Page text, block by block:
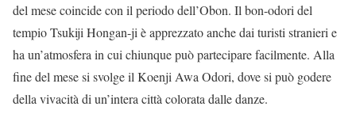
del mese coincide con il periodo dell’Obon. Il bon-odori del
tempio Tsukiji Hongan-ji è apprezzato anche dai turisti stranieri e
ha un’atmosfera in cui chiunque può partecipare facilmente. Alla
fine del mese si svolge il Koenji Awa Odori, dove si può godere
della vivacità di un’intera città colorata dalle danze.